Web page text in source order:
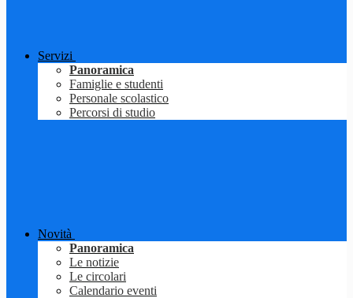
Servizi
Panoramica
Famiglie e studenti
Personale scolastico
Percorsi di studio
Novità
Panoramica
Le notizie
Le circolari
Calendario eventi